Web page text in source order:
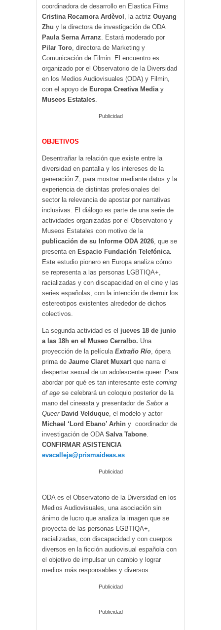
coordinadora de desarrollo en Elastica Films
Cristina Rocamora Ardèvol
, la actriz Ouyang
Zhu y la directora de investigación de ODA
Paula Serna Arranz . Estará moderado por
Pilar Toro , directora de Marketing y
Comunicación de Filmin. El encuentro es
organizado por el Observatorio de la Diversidad
en los Medios Audiovisuales (ODA) y Filmin,
con el apoyo de Europa Creativa Media y
Museos Estatales
Publicidad
OBJETIVOS
Desentrañar la relación que existe entre la
diversidad en pantalla y los intereses de la
generación Z, para mostrar mediante datos y la
experiencia de distintas profesionales del
sector la relevancia de apostar por narrativas
inclusivas. El diálogo es parte de una serie de
actividades organizadas por el Observatorio y
Museos Estatales con motivo de la
publicación de su Informe ODA 2026, que se
presenta en Espacio Fundación Telefónica.
Este estudio pionero en Europa analiza cómo
se representa a las personas LGBTIQA+,
racializadas y con discapacidad en el cine y las
series españolas, con la intención de derruir los
estereotipos existentes alrededor de dichos
colectivos.
La segunda actividad es el jueves 18 de junio
a las 18h en el Museo Cerralbo. Una
proyección de la película Extraño Río, ópera
prima de Jaume Claret Muxartque narra el
despertar sexual de un adolescente queer. Para
abordar por qué es tan interesante este coming
of age se celebrará un coloquio posterior de la
mano del cineasta y presentador de Sabor a
Queer David Velduque, el modelo y actor
Michael ‘Lord Ebano’ Arhin y coordinador de
investigación de ODA Salva Tabone.
CONFIRMAR ASISTENCIA
evacalleja@prismaideas.es
Publicidad
ODA es el Observatorio de la Diversidad en los
Medios Audiovisuales, una asociación sin
ánimo de lucro que analiza la imagen que se
proyecta de las personas LGBTIQA+,
racializadas, con discapacidad y con cuerpos
diversos en la ficción audiovisual española con
el objetivo de impulsar un cambio y lograr
medios más responsables y diversos.
Publicidad
Publicidad